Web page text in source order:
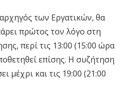
των Εργατικών, θα
πρώτος τον λόγο στη
περί τις 13:00 (15:00 ώρα
επίσης. Η συζήτηση
μέχρι και τις 19:00 (21:00